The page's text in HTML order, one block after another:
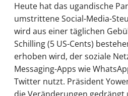
Heute hat das ugandische
umstrittene Social-Media-
wird aus einer täglichen
Schilling (5 US-Cents)
erhoben wird, der soziale
Messaging-Apps wie
Twitter nutzt. Präsident